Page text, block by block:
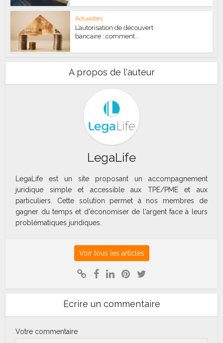
Actualités
L’autorisation de découvert
bancaire : comment...
A propos de l'auteur
LegaLife
LegaLife est un site proposant un accompagnement
juridique simple et accessible aux TPE/PME et aux
particuliers. Cette solution permet à nos membres de
gagner du temps et d'économiser de l'argent face à leurs
problématiques juridiques.
Voir tous les articles
Ecrire un commentaire
Votre commentaire